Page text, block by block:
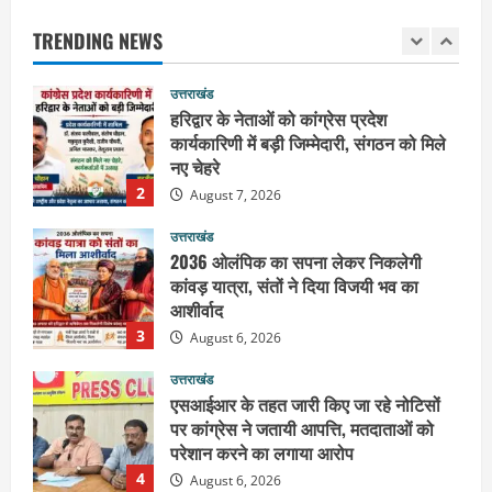
TRENDING NEWS
2
3
उत्तराखंड
2036 ओलंपिक का सपना लेकर निकलेगी
कांवड़ यात्रा, संतों ने दिया विजयी भव का
आशीर्वाद
August 6, 2026
4
उत्तराखंड
एसआईआर के तहत जारी किए जा रहे नोटिसों
पर कांग्रेस ने जतायी आपत्ति, मतदाताओं को
परेशान करने का लगाया आरोप
August 6, 2026
5
उत्तराखंड
महंत यति रामस्वरूप आनंद गिरि को लेकर पूरे
दिन चला हाई वोल्टेज ड्रामा, चौकी से अपने
साथ ले गए यति नरसिंहानंद गिरी
August 5, 2026